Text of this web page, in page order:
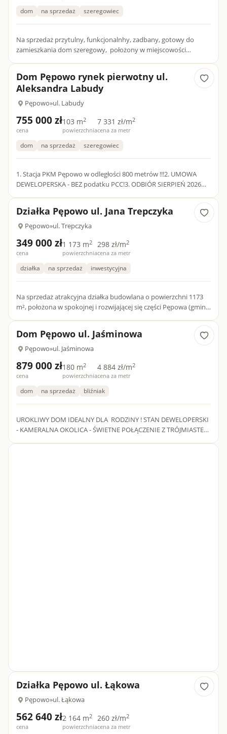
dom na sprzedaż szeregowiec
Na sprzedaż przytulny, funkcjonalnhy, zadbany, gotowy do
zamieszkania dom szeregowy, położony w miejscowości
Dom Pępowo rynek pierwotny ul.
Aleksandra Labudy
Pępowo»ul. Labudy
755 000 zł
cena
103 m2
powierzchnia
7 331 zł/m2
cena za metr
dom na sprzedaż szeregowiec
1. Stacja PKM Pępowo w odległości 800 metrów !!!2. UMOWA
DEWELOPERSKA - BEZ podatku PCC!3. ODBIÓR SIERPIEŃ 2026
Działka Pępowo ul. Jana Trepczyka
Pępowo»ul. Trepczyka
349 000 zł
cena
1 173 m2
powierzchnia
298 zł/m2
cena za metr
działka na sprzedaż inwestycyjna
Na sprzedaż atrakcyjna działka budowlana o powierzchni 1173
m², położona w spokojnej i rozwijającej się części Pępowa (gmina
Dom Pępowo ul. Jaśminowa
Pępowo»ul. Jaśminowa
879 000 zł
cena
180 m2
powierzchnia
4 884 zł/m2
cena za metr
dom na sprzedaż bliźniak
UROKLIWY DOM IDEALNY DLA RODZINY ! STAN DEWELOPERSKI
- KAMERALNA OKOLICA - ŚWIETNE POŁĄCZENIE Z TRÓJMIASTEM
Działka Pępowo ul. Łąkowa
Pępowo»ul. Łąkowa
562 640 zł
cena
2 164 m2
powierzchnia
260 zł/m2
cena za metr